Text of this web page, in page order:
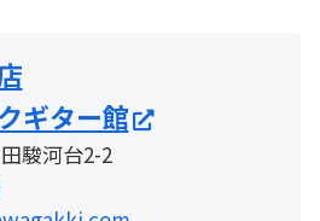
ギター館
駿河台2-2